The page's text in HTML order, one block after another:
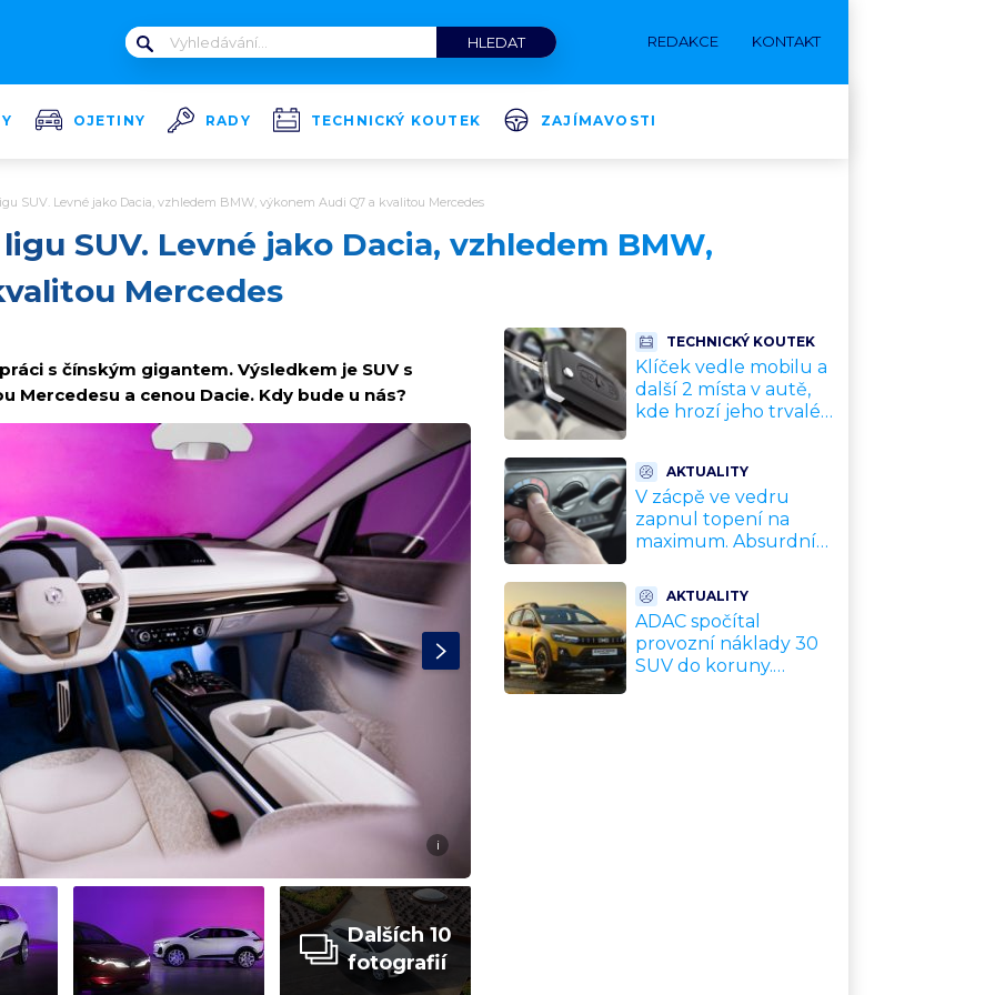
REDAKCE KONTAKT
OJETINY RADY TECHNICKÝ KOUTEK ZAJÍMAVOSTI
SUV. Levné jako Dacia, vzhledem BMW, výkonem Audi Q7 a kvalitou Mercedes
SUV. Levné jako Dacia, vzhledem BMW,
Mercedes
s čínským gigantem. Výsledkem je SUV s
Mercedesu a cenou Dacie. Kdy bude u nás?
i
Dalších 10
fotografií
TECHNICKÝ KOUTEK
Klíček vedle mobilu a
další 2 místa v autě,
kde hrozí jeho trvalé
AKTUALITY
V zácpě ve vedru
zapnul topení na
maximum. Absurdní
před opravou za
desítky tisíc
AKTUALITY
ADAC spočítal
provozní náklady 30
SUV do koruny.